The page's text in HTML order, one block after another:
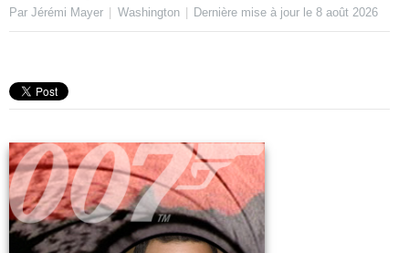
Par Jérémi Mayer Washington Dernière mise à jour le8 août 2026